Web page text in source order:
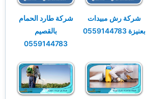
شركة رش مبيدات
بعنيزة 0559144783
شركة طارد الحمام
بالقصيم
0559144783